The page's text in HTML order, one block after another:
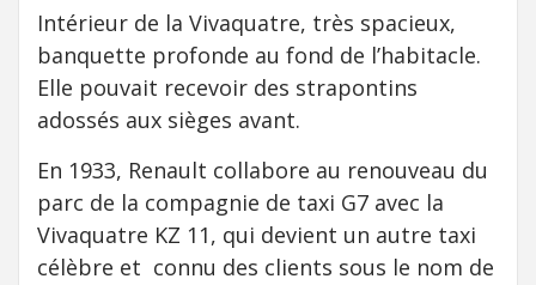
Intérieur de la Vivaquatre, très spacieux,
banquette profonde au fond de l’habitacle.
Elle pouvait recevoir des strapontins
adossés aux sièges avant.
En 1933, Renault collabore au renouveau du
parc de la compagnie de taxi G7 avec la
Vivaquatre KZ 11, qui devient un autre taxi
célèbre et connu des clients sous le nom de